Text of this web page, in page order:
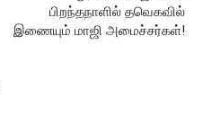
பிறந்தநாளில் தவெகவில்
இணையும் மாஜி அமைச்சர்கள்!